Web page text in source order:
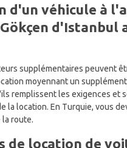
d'un véhicule à
d'Istanbul
supplémentaires peuvent
moyennant un
remplissent les exigences et
la location. En Turquie, vous
route.
de location de